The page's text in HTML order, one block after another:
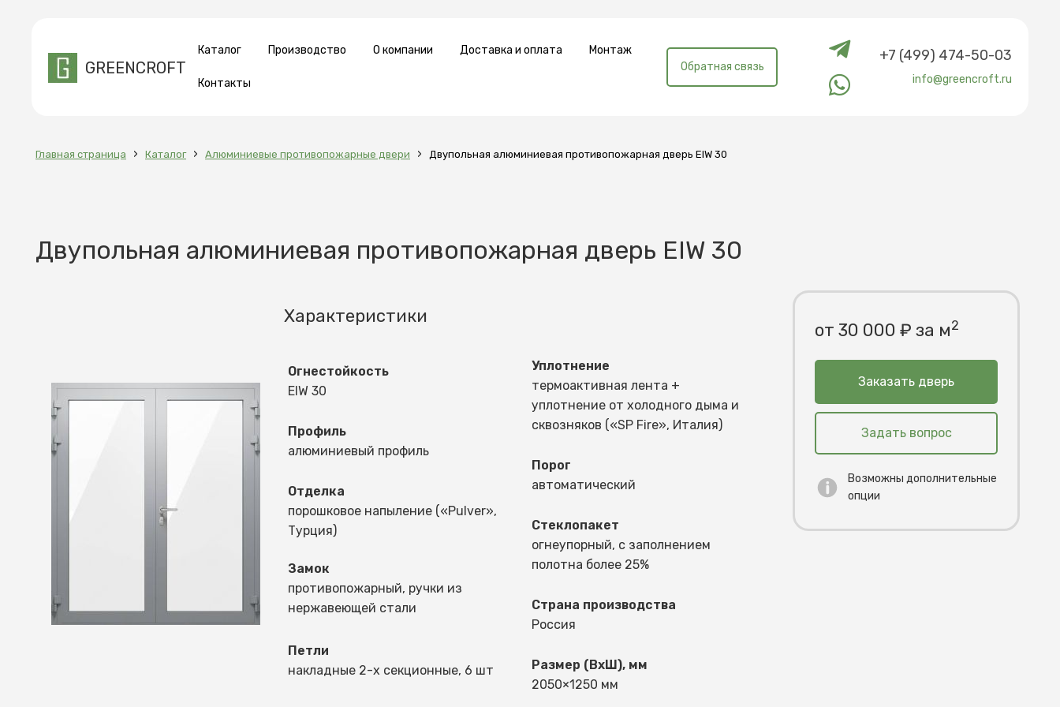
GREENCROFT
Каталог Производство О компании Доставка и оплата Монтаж
Контакты
Обратная связь
+7 (499) 474-50-03
info@greencroft.ru
Главная страница › Каталог › Алюминиевые противопожарные двери › Двупольная алюминиевая противопожарная дверь EIW 30
Двупольная алюминиевая противопожарная дверь EIW 30
Характеристики
Огнестойкость
EIW 30
Профиль
алюминиевый профиль
Отделка
порошковое напыление («Pulver»,
Турция)
Замок
противопожарный, ручки из
нержавеющей стали
Петли
накладные 2-х секционные, 6 шт
Уплотнение
термоактивная лента +
уплотнение от холодного дыма и
сквозняков («SP Fire», Италия)
Порог
автоматический
Стеклопакет
огнеупорный, с заполнением
полотна более 25%
Страна производства
Россия
Размер (ВхШ), мм
2050×1250 мм
от 30 000 ₽ за м2
Заказать дверь
Задать вопрос
Возможны дополнительные
опции